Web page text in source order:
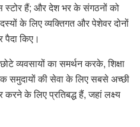
स्टोर हैं; और देश भर के संगठनों को
के लिए व्यक्तिगत और पेशेवर दोनों
किए।
व्यवसायों का समर्थन करके, शिक्षा
की सेवा के लिए सबसे अच्छी
के लिए प्रतिबद्ध हैं, जहां लक्ष्य